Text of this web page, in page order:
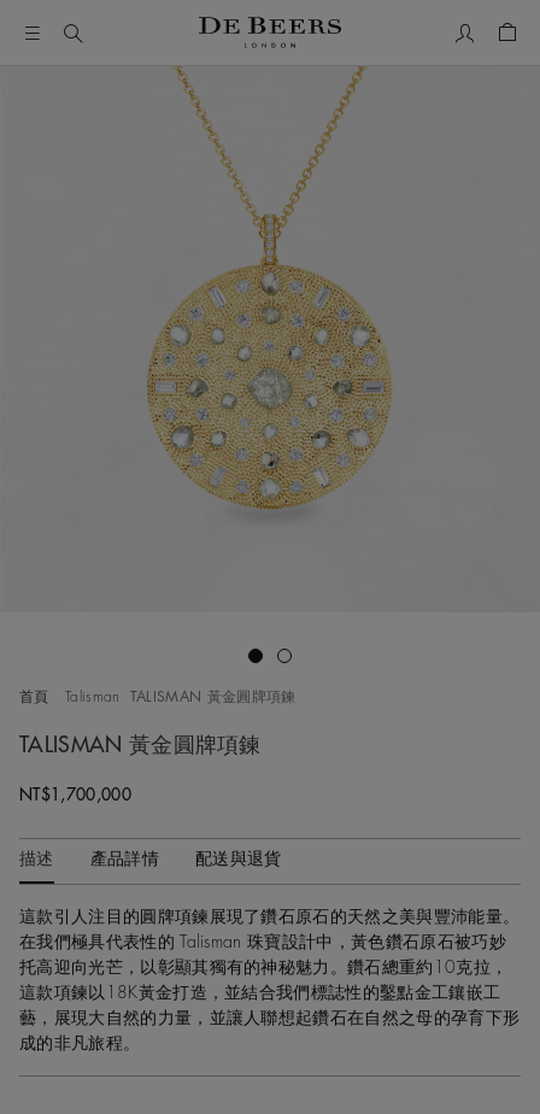
這是一個帶有一張大圖像和下面的縮圖軌道的輪播。使用
首頁 Talisman TALISMAN 黃金圓牌項鍊
TALISMAN 黃金圓牌項鍊
NT$1,700,000
描述 產品詳情 配送與退貨
這款引人注目的圓牌項鍊展現了鑽石原石的天然之美與豐沛能量。
在我們極具代表性的 Talisman 珠寶設計中，黃色鑽石原石被巧妙
托高迎向光芒，以彰顯其獨有的神秘魅力。鑽石總重約10克拉，
這款項鍊以18K黃金打造，並結合我們標誌性的鑿點金工鑲嵌工
藝，展現大自然的力量，並讓人聯想起鑽石在自然之母的孕育下形
成的非凡旅程。